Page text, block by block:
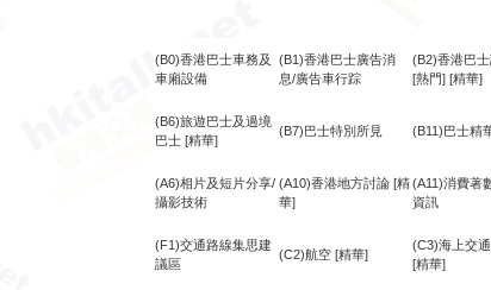
(B0)香港巴士車務及
車廂設備
(B1)香港巴士廣告消
息/廣告車行踪
(B2)香港巴
[熱門] [精華]
(B6)旅遊巴士及過境
巴士 [精華]
(B7)巴士特別所見 (B11)巴士精
(A6)相片及短片分享/
攝影技術
(A10)香港地方討論 [精
華]
(A11)消費著
資訊
(F1)交通路線集思建
議區
(C2)航空 [精華]
(C3)海上交
[精華]